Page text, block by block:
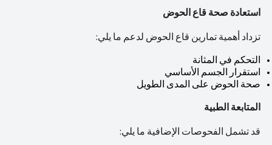
استعادة صحة قاع الحوض
تزداد أهمية تمارين قاع الحوض لدعم ما يلي:
التحكم في المثانة
استقرار الجسم الأساسي
صحة الحوض على المدى الطويل
المتابعة الطبية
قد تشمل الفحوصات الإضافية ما يلي: